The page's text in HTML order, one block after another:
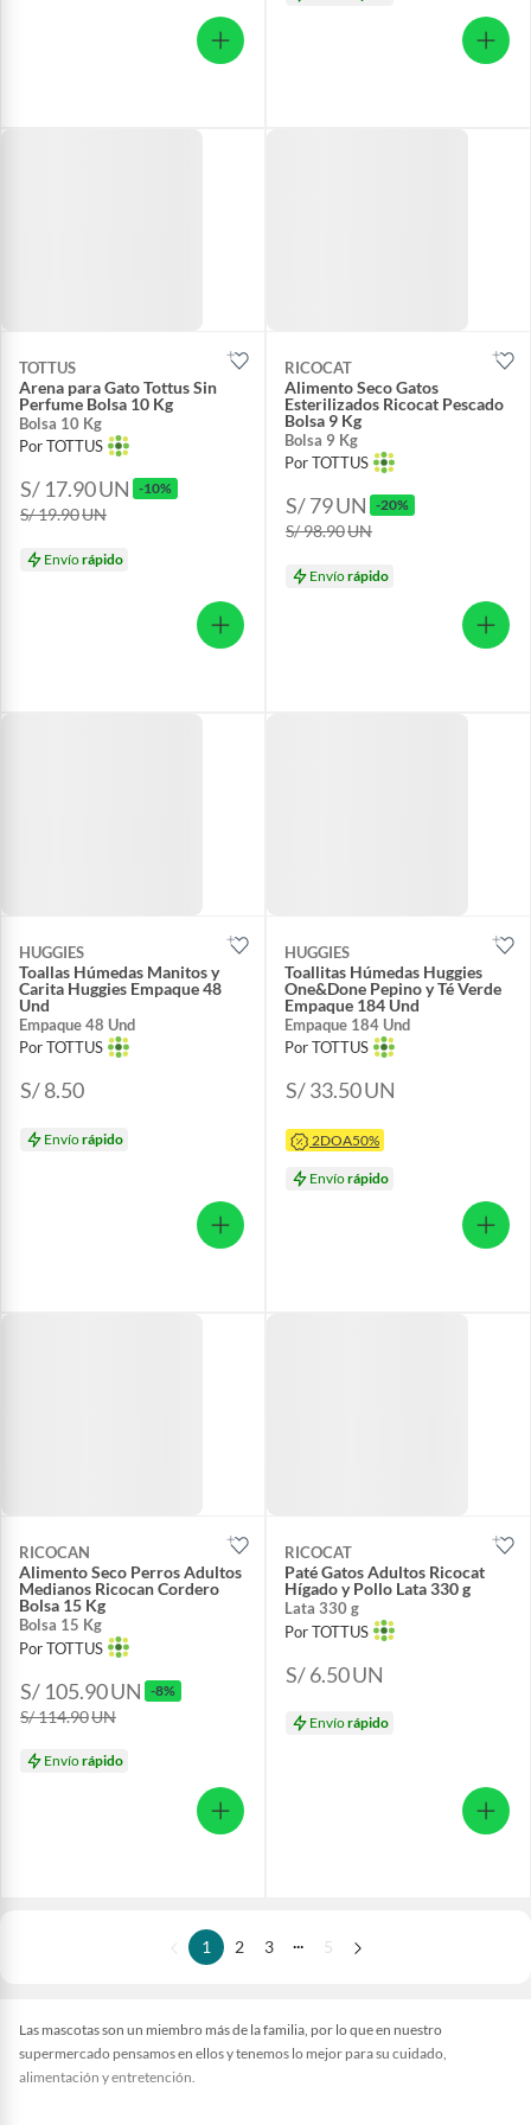
TOTTUS
Arena para Gato Tottus Sin
Perfume Bolsa 10 Kg
Bolsa 10 Kg
Por TOTTUS
S/ 17.90UN -10%
S/ 19.90UN
Envíorápido
RICOCAT
Alimento Seco Gatos
Esterilizados Ricocat Pescado
Bolsa 9 Kg
Bolsa 9 Kg
Por TOTTUS
S/ 79UN -20%
S/ 98.90UN
Envíorápido
HUGGIES
Toallas Húmedas Manitos y
Carita Huggies Empaque 48
Und
Empaque 48 Und
Por TOTTUS
S/ 8.50
Envíorápido
HUGGIES
Toallitas Húmedas Huggies
One&Done Pepino y Té Verde
Empaque 184 Und
Empaque 184 Und
Por TOTTUS
S/ 33.50UN
2DOA50%
Envíorápido
RICOCAN
Alimento Seco Perros Adultos
Medianos Ricocan Cordero
Bolsa 15 Kg
Bolsa 15 Kg
Por TOTTUS
S/ 105.90UN -8%
S/ 114.90UN
Envíorápido
RICOCAT
Paté Gatos Adultos Ricocat
Hígado y Pollo Lata 330 g
Lata 330 g
Por TOTTUS
S/ 6.50UN
Envíorápido
1 2 3 ... 5
Las mascotas son un miembro más de la familia, por lo que en nuestro
supermercado pensamos en ellos y tenemos lo mejor para su cuidado,
alimentación y entretención.